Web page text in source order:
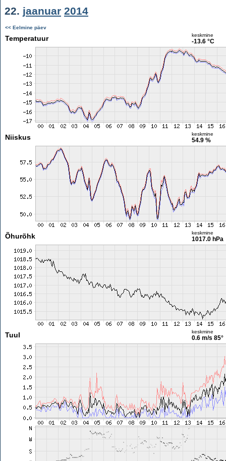
22. jaanuar 2014
<< Eelmine päev
Temperatuur keskmine
-13.6 °C
Niiskus keskmine
54.9 %
Õhurõhk keskmine
1017.0 hPa
Tuul keskmine
0.6 m/s 85°